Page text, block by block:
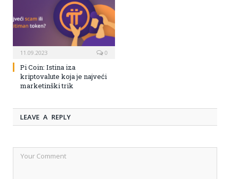
11.09.2023 0
Pi Coin: Istina iza
kriptovalute koja je najveći
marketinški trik
LEAVE A REPLY